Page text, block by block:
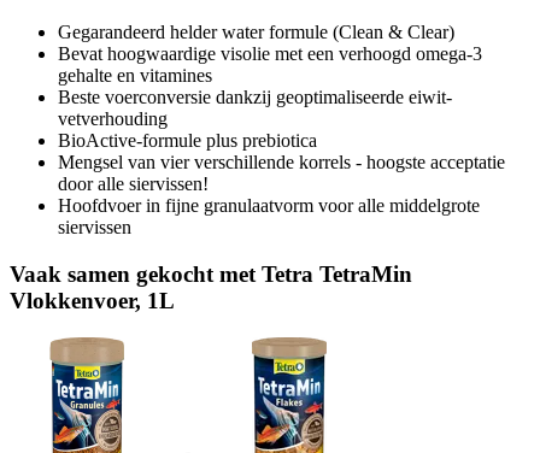
Gegarandeerd helder water formule (Clean & Clear)
Bevat hoogwaardige visolie met een verhoogd omega-3
gehalte en vitamines
Beste voerconversie dankzij geoptimaliseerde eiwit-
vetverhouding
BioActive-formule plus prebiotica
Mengsel van vier verschillende korrels - hoogste acceptatie
door alle siervissen!
Hoofdvoer in fijne granulaatvorm voor alle middelgrote
siervissen
Vaak samen gekocht met Tetra TetraMin
Vlokkenvoer, 1L